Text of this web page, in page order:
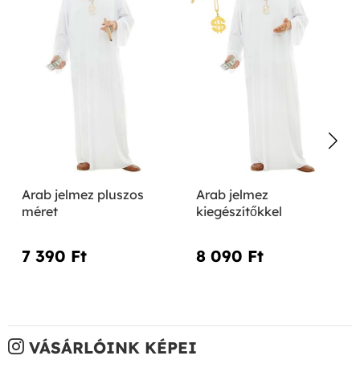
Arab jelmez pluszos
méret
7 390 Ft‎
Arab jelmez
kiegészítőkkel
8 090 Ft‎
VÁSÁRLÓINK KÉPEI